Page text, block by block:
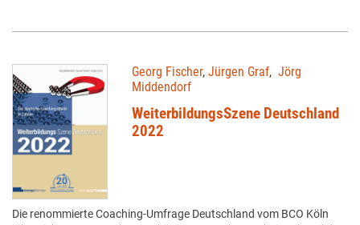
Georg Fischer,Jürgen Graf, Jörg
Middendorf
WeiterbildungsSzene Deutschland
2022
Die renommierte Coaching-Umfrage Deutschland vom BCO Köln